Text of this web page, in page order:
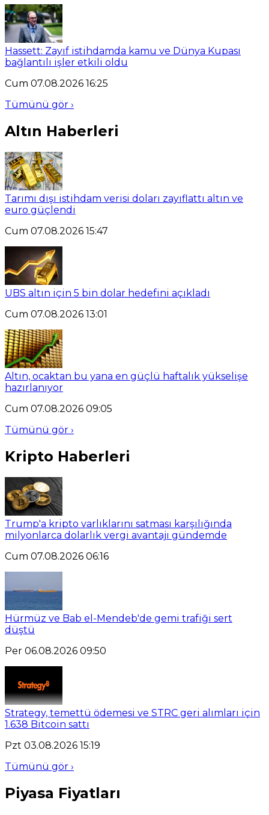
Hassett: Zayıf istihdamda kamu ve Dünya Kupası
bağlantılı işler etkili oldu
Cum 07.08.2026 16:25
Tümünü gör ›
Altın Haberleri
Tarımı dışı istihdam verisi doları zayıflattı altın ve
euro güçlendi
Cum 07.08.2026 15:47
UBS altın için 5 bin dolar hedefini açıkladı
Cum 07.08.2026 13:01
Altın, ocaktan bu yana en güçlü haftalık yükselişe
hazırlanıyor
Cum 07.08.2026 09:05
Tümünü gör ›
Kripto Haberleri
Trump'a kripto varlıklarını satması karşılığında
milyonlarca dolarlık vergi avantajı gündemde
Cum 07.08.2026 06:16
Hürmüz ve Bab el-Mendeb'de gemi trafiği sert
düştü
Per 06.08.2026 09:50
Strategy, temettü ödemesi ve STRC geri alımları için
1.638 Bitcoin sattı
Pzt 03.08.2026 15:19
Tümünü gör ›
Piyasa Fiyatları